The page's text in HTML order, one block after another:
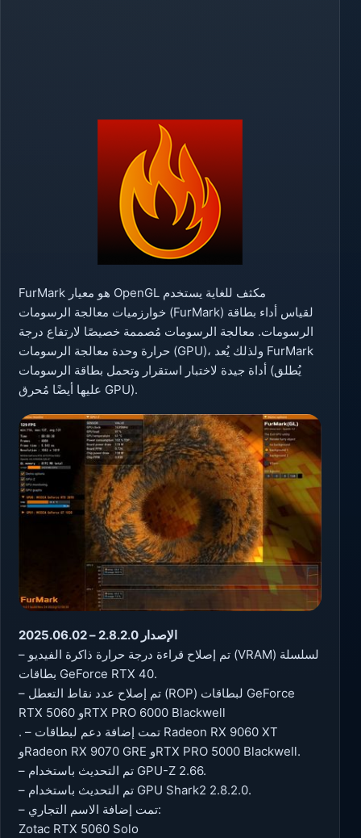
FurMark هو معيار OpenGL مكثف للغاية يستخدم
خوارزميات معالجة الرسومات (FurMark) لقياس أداء بطاقة
الرسومات. معالجة الرسومات مُصممة خصيصًا لارتفاع درجة
حرارة وحدة معالجة الرسومات (GPU)، ولذلك يُعد FurMark
أداة جيدة لاختبار استقرار وتحمل بطاقة الرسومات (يُطلق
عليها أيضًا مُحرق GPU).
الإصدار 2.8.2.0 – 2025.06.02
– تم إصلاح قراءة درجة حرارة ذاكرة الفيديو (VRAM) لسلسلة
بطاقات GeForce RTX 40.
– تم إصلاح عدد نقاط التعطل (ROP) لبطاقات GeForce
RTX 5060 وRTX PRO 6000 Blackwell
. – تمت إضافة دعم لبطاقات Radeon RX 9060 XT
وRadeon RX 9070 GRE وRTX PRO 5000 Blackwell.
– تم التحديث باستخدام GPU-Z 2.66.
– تم التحديث باستخدام GPU Shark2 2.8.2.0.
– تمت إضافة الاسم التجاري:
Zotac RTX 5060 Solo